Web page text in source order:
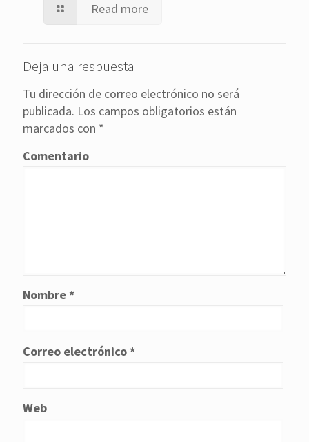
Read more
Deja una respuesta
Tu dirección de correo electrónico no será
publicada. Los campos obligatorios están
marcados con *
Comentario
Nombre*
Correo electrónico*
Web